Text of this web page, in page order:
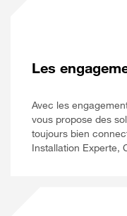
Les
Avec les
vous propose des
toujours bien
Installation Experte,